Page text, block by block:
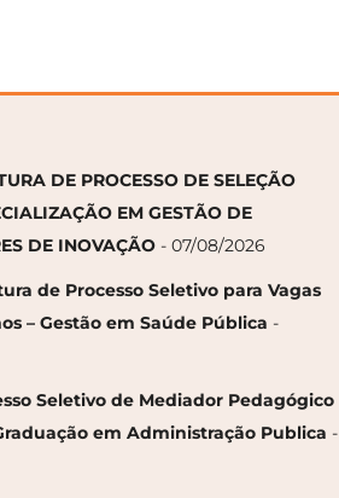
DE PROCESSO DE SELEÇÃO
EM GESTÃO DE
DE INOVAÇÃO - 07/08/2026
de Processo Seletivo para Vagas
– Gestão em Saúde Pública -
Seletivo de Mediador Pedagógico
em Administração Publica -